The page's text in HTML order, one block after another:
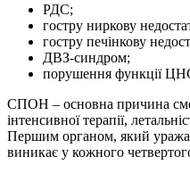
РДС;
гостру ниркову
гостру печінкову
ДВЗ-синдром;
порушення функції
СПОН – основна причина
інтенсивної терапії,
Першим органом, який
виникає у кожного